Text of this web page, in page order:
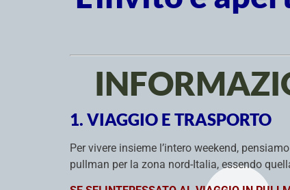
1. VIAGGIO E TRASPORTO
Per vivere insieme l’intero weekend,
pullman per la zona nord-Italia, essendo